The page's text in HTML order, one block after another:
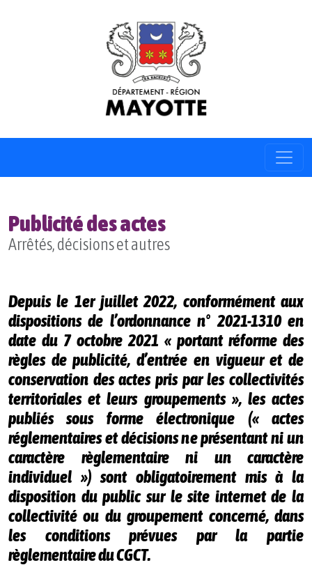
Publicité des actes
Arrêtés, décisions et autres
Depuis le 1er juillet 2022, conformément aux
dispositions de l’ordonnance n° 2021-1310 en
date du 7 octobre 2021 « portant réforme des
règles de publicité, d’entrée en vigueur et de
conservation des actes pris par les collectivités
territoriales et leurs groupements », les actes
publiés sous forme électronique (« actes
réglementaires et décisions ne présentant ni un
caractère règlementaire ni un caractère
individuel ») sont obligatoirement mis à la
disposition du public sur le site internet de la
collectivité ou du groupement concerné, dans
les conditions prévues par la partie
règlementaire du CGCT.